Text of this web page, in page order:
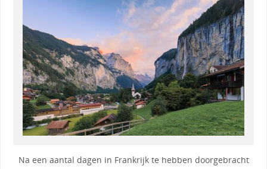
Na een aantal dagen in Frankrijk te hebben doorgebracht